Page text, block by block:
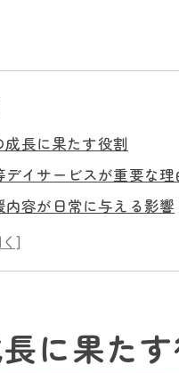
長に果たす役割
イサービスが重要な理
容が日常に与える影響
を見守る仕組み
子どもの自信を育てる
な日常づくり
くためのポイント
に果た